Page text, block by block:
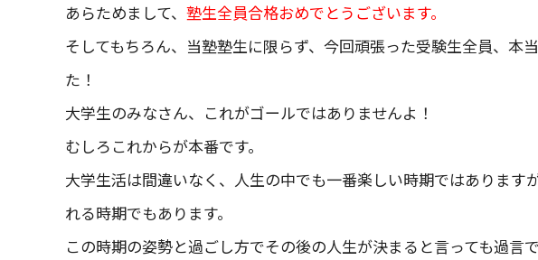
あらためまして、 塾生全員合格おめでとうございます。
そしてもちろん、当塾塾生に限らず、今回頑張った受験生全員、本
た！
大学生のみなさん、これがゴールではありませんよ！
むしろこれからが本番です。
大学生活は間違いなく、人生の中でも一番楽しい時期ではあります
れる時期でもあります。
この時期の姿勢と過ごし方でその後の人生が決まると言っても過言